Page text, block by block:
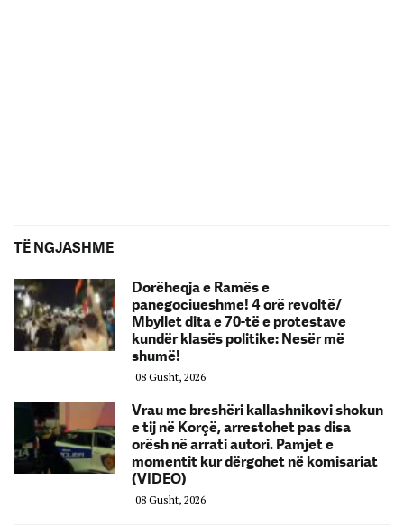
TË NGJASHME
Dorëheqja e Ramës e
panegociueshme! 4 orë revoltë/
Mbyllet dita e 70-të e protestave
kundër klasës politike: Nesër më
shumë!
08 Gusht, 2026
Vrau me breshëri kallashnikovi shokun
e tij në Korçë, arrestohet pas disa
orësh në arrati autori. Pamjet e
momentit kur dërgohet në komisariat
(VIDEO)
08 Gusht, 2026